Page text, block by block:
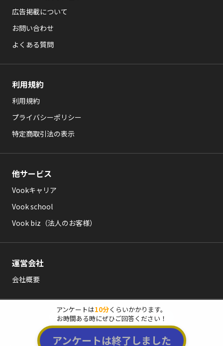
アンケートは10分くらいかかります。
お時間ある時にぜひご回答ください！
アンケートは10分くらいかかります。
お時間ある時にぜひご回答ください！
広告掲載について
お問い合わせ
よくある質問
利用規約
利用規約
プライバシーポリシー
特定商取引法の表示
他サービス
Vookキャリア
Vook school
Vook biz（法人のお客様）
運営会社
会社概要